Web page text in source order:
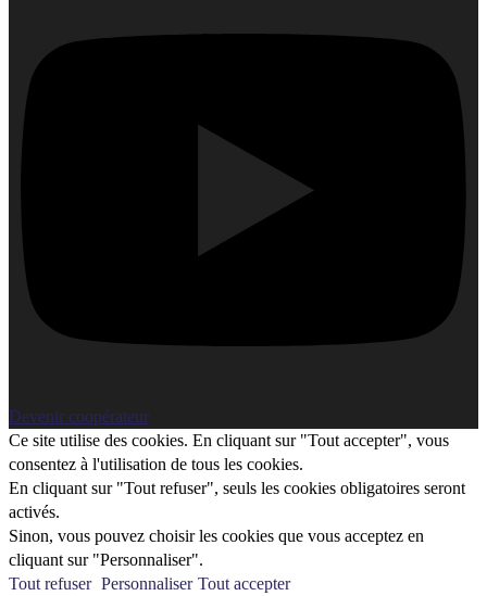
Devenir coopérateur
Ce site utilise des cookies. En cliquant sur "Tout accepter", vous
consentez à l'utilisation de tous les cookies.
En cliquant sur "Tout refuser", seuls les cookies obligatoires seront
activés.
Sinon, vous pouvez choisir les cookies que vous acceptez en
cliquant sur "Personnaliser".
Tout refuser Personnaliser Tout accepter